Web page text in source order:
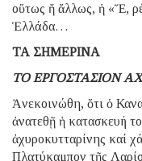
οὕτως ἤ ἄλλως, ἡ «Ἔ,
Ἑλλάδα…
ΤΑ ΣΗΜΕΡΙΝΑ
ΤΟ ΕΡΓΟΣΤΑΣΙΟΝ
Ἀνεκοινώθη, ὅτι ὁ
ἀνατεθῇ ἡ κατασκευή
ἀχυροκυτταρίνης καί
Πλατύκαμπον τῆς